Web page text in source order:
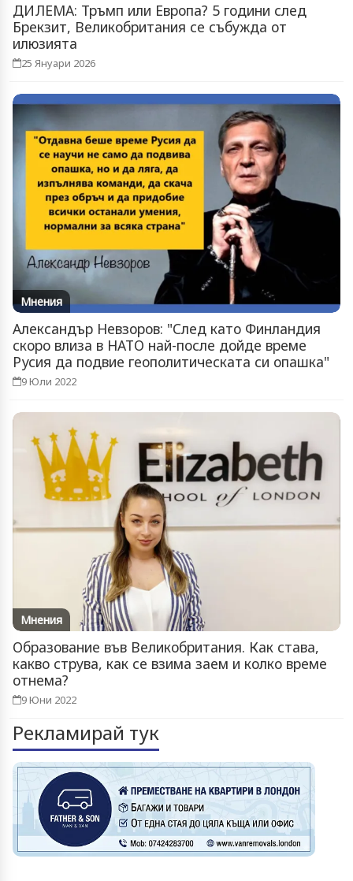
ДИЛЕМА: Тръмп или Европа? 5 години след
Брекзит, Великобритания се събужда от
илюзията
25 Януари 2026
Мнения
Александър Невзоров: "След като Финландия
скоро влиза в НАТО най-после дойде време
Русия да подвие геополитическата си опашка"
9 Юли 2022
Мнения
Образование във Великобритания. Как става,
какво струва, как се взима заем и колко време
отнема?
9 Юни 2022
Рекламирай тук